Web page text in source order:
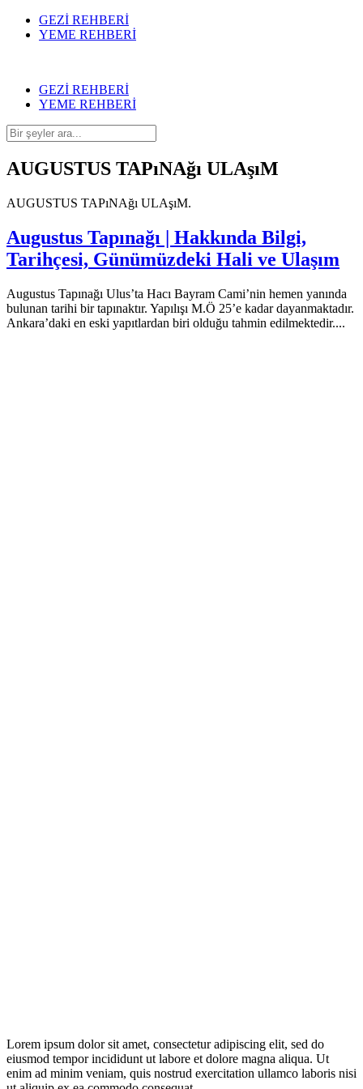
GEZİ REHBERİ
YEME REHBERİ
GEZİ REHBERİ
YEME REHBERİ
AUGUSTUS TAPıNAğı ULAşıM
AUGUSTUS TAPıNAğı ULAşıM.
Augustus Tapınağı | Hakkında Bilgi,
Tarihçesi, Günümüzdeki Hali ve Ulaşım
Augustus Tapınağı Ulus’ta Hacı Bayram Cami’nin hemen yanında
bulunan tarihi bir tapınaktır. Yapılışı M.Ö 25’e kadar dayanmaktadır.
Ankara’daki en eski yapıtlardan biri olduğu tahmin edilmektedir....
Lorem ipsum dolor sit amet, consectetur adipiscing elit, sed do
eiusmod tempor incididunt ut labore et dolore magna aliqua. Ut
enim ad minim veniam, quis nostrud exercitation ullamco laboris nisi